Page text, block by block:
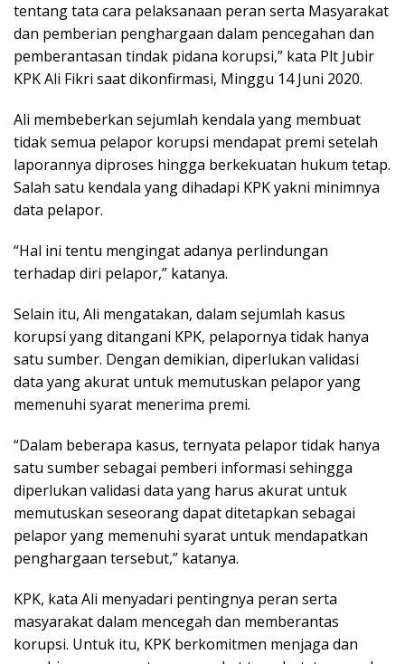
tentang tata cara pelaksanaan peran serta Masyarakat
dan pemberian penghargaan dalam pencegahan dan
pemberantasan tindak pidana korupsi,” kata Plt Jubir
KPK Ali Fikri saat dikonfirmasi, Minggu 14 Juni 2020.
Ali membeberkan sejumlah kendala yang membuat
tidak semua pelapor korupsi mendapat premi setelah
laporannya diproses hingga berkekuatan hukum tetap.
Salah satu kendala yang dihadapi KPK yakni minimnya
data pelapor.
“Hal ini tentu mengingat adanya perlindungan
terhadap diri pelapor,” katanya.
Selain itu, Ali mengatakan, dalam sejumlah kasus
korupsi yang ditangani KPK, pelapornya tidak hanya
satu sumber. Dengan demikian, diperlukan validasi
data yang akurat untuk memutuskan pelapor yang
memenuhi syarat menerima premi.
“Dalam beberapa kasus, ternyata pelapor tidak hanya
satu sumber sebagai pemberi informasi sehingga
diperlukan validasi data yang harus akurat untuk
memutuskan seseorang dapat ditetapkan sebagai
pelapor yang memenuhi syarat untuk mendapatkan
penghargaan tersebut,” katanya.
KPK, kata Ali menyadari pentingnya peran serta
masyarakat dalam mencegah dan memberantas
korupsi. Untuk itu, KPK berkomitmen menjaga dan